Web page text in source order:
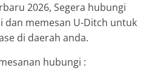
2026, Segera hubungi
memesan U-Ditch untuk
di daerah anda.
hubungi :